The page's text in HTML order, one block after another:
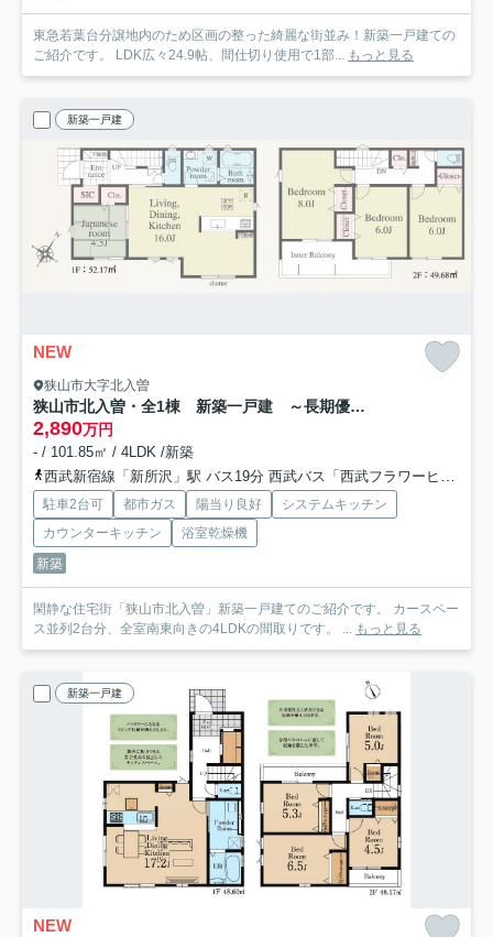
東急若葉台分譲地内のため区画の整った綺麗な街並み！新築一戸建ての
ご紹介です。 LDK広々24.9帖、間仕切り使用で1部... もっと見る
新築一戸建
NEW
狭山市大字北入曽
狭山市北入曽・全1棟 新築一戸建 ～長期優良住宅認定物件～
2,890万円
- / 101.85㎡ / 4LDK /新築
西武新宿線「新所沢」駅 バス19分 西武バス「西武フラワーヒル」 停歩4分
駐車2台可 都市ガス 陽当り良好
システムキッチン
カウンターキッチン
浴室乾燥機
新築
閑静な住宅街「狭山市北入曽」新築一戸建てのご紹介です。 カースペー
ス並列2台分、全室南東向きの4LDKの間取りです。 ... もっと見る
新築一戸建
NEW